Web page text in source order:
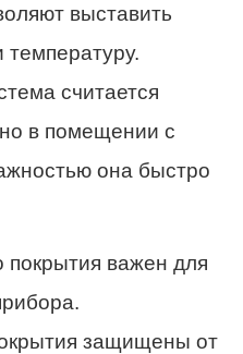
выставить
считается
в помещении с
она быстро
покрытия важен для
защищены от